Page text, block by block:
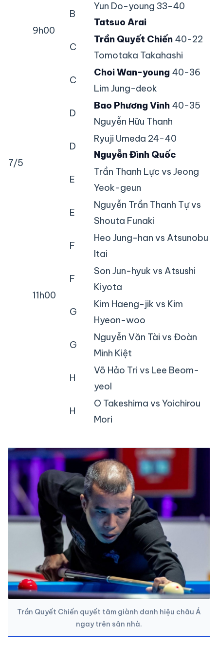
7/5
9h00
B
Yun Do-young 33-40
Tatsuo Arai
C
Trần Quyết Chiến 40-22
Tomotaka Takahashi
C
Choi Wan-young 40-36
Lim Jung-deok
D
Bao Phương Vinh 40-35
Nguyễn Hữu Thanh
D
Ryuji Umeda 24-40
Nguyễn Đình Quốc
11h00
E
Trần Thanh Lực vs Jeong
Yeok-geun
E
Nguyễn Trần Thanh Tự vs
Shouta Funaki
F
Heo Jung-han vs Atsunobu
Itai
F
Son Jun-hyuk vs Atsushi
Kiyota
G
Kim Haeng-jik vs Kim
Hyeon-woo
G
Nguyễn Văn Tài vs Đoàn
Minh Kiệt
H
Võ Hảo Tri vs Lee Beom-
yeol
H
O Takeshima vs Yoichirou
Mori
Trần Quyết Chiến quyết tâm giành danh hiệu châu Á
ngay trên sân nhà.